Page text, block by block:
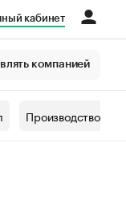
кабинет
компанией
Производство